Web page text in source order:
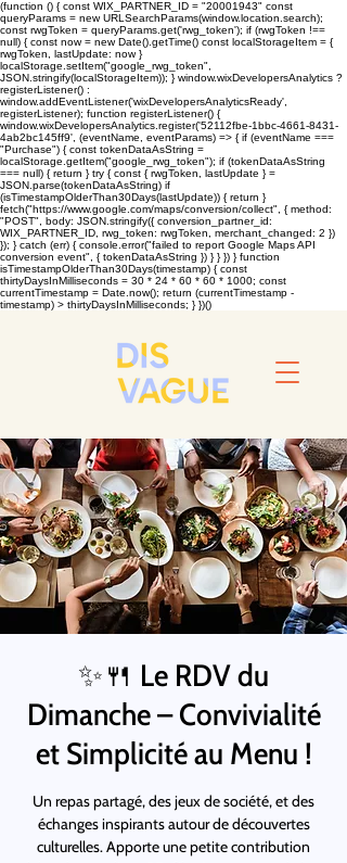
(function () { const WIX_PARTNER_ID = "20001943" const
queryParams = new URLSearchParams(window.location.search);
const rwgToken = queryParams.get('rwg_token'); if (rwgToken !==
null) { const now = new Date().getTime() const localStorageItem = {
rwgToken, lastUpdate: now }
localStorage.setItem("google_rwg_token",
JSON.stringify(localStorageItem)); } window.wixDevelopersAnalytics ?
registerListener() :
window.addEventListener('wixDevelopersAnalyticsReady',
registerListener); function registerListener() {
window.wixDevelopersAnalytics.register('52112fbe-1bbc-4661-8431-
4ab2bc145ff9', (eventName, eventParams) => { if (eventName ===
"Purchase") { const tokenDataAsString =
localStorage.getItem("google_rwg_token"); if (tokenDataAsString
=== null) { return } try { const { rwgToken, lastUpdate } =
JSON.parse(tokenDataAsString) if
(isTimestampOlderThan30Days(lastUpdate)) { return }
fetch("https://www.google.com/maps/conversion/collect", { method:
"POST", body: JSON.stringify({ conversion_partner_id:
WIX_PARTNER_ID, rwg_token: rwgToken, merchant_changed: 2 })
}); } catch (err) { console.error("failed to report Google Maps API
conversion event", { tokenDataAsString }) } } }) } function
isTimestampOlderThan30Days(timestamp) { const
thirtyDaysInMilliseconds = 30 * 24 * 60 * 60 * 1000; const
currentTimestamp = Date.now(); return (currentTimestamp -
timestamp) > thirtyDaysInMilliseconds; } })()
✨🍴 Le RDV du
Dimanche – Convivialité
et Simplicité au Menu !
Un repas partagé, des jeux de société, et des
échanges inspirants autour de découvertes
culturelles. Apporte une petite contribution